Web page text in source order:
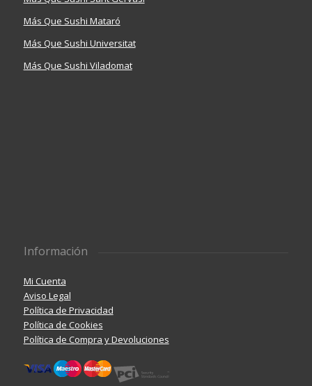
Más Que Sushi Mataró
Más Que Sushi Universitat
Más Que Sushi Viladomat
Información
Mi Cuenta
Aviso Legal
Política de Privacidad
Política de Cookies
Política de Compra y Devoluciones